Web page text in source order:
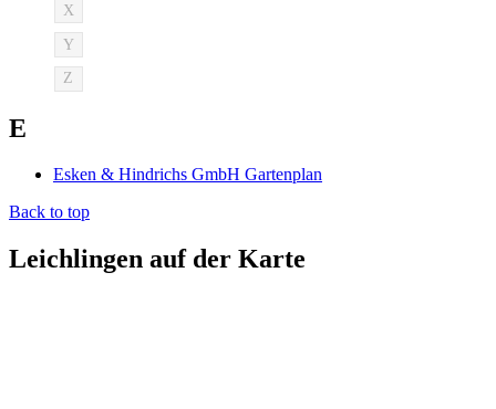
X
Y
Z
E
Esken & Hindrichs GmbH Gartenplan
Back to top
Leichlingen auf der Karte